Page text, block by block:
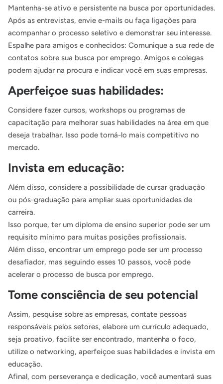
Mantenha-se ativo e persistente na busca por oportunidades.
Após as entrevistas, envie e-mails ou faça ligações para
acompanhar o processo seletivo e demonstrar seu interesse.
Espalhe para amigos e conhecidos: Comunique a sua rede de
contatos sobre sua busca por emprego. Amigos e colegas
podem ajudar na procura e indicar você em suas empresas.
Aperfeiçoe suas habilidades:
Considere fazer cursos, workshops ou programas de
capacitação para melhorar suas habilidades na área em que
deseja trabalhar. Isso pode torná-lo mais competitivo no
mercado.
Invista em educação:
Além disso, considere a possibilidade de cursar graduação
ou pós-graduação para ampliar suas oportunidades de
carreira.
Isso porque, ter um diploma de ensino superior pode ser um
requisito mínimo para muitas posições profissionais.
Além disso, encontrar um emprego pode ser um processo
desafiador, mas seguindo esses 10 passos, você pode
acelerar o processo de busca por emprego.
Tome consciência de seu potencial
Assim, pesquise sobre as empresas, contate pessoas
responsáveis pelos setores, elabore um currículo adequado,
seja proativo, facilite ser encontrado, mantenha o foco,
utilize o networking, aperfeiçoe suas habilidades e invista em
educação.
Afinal, com perseverança e dedicação, você aumentará suas